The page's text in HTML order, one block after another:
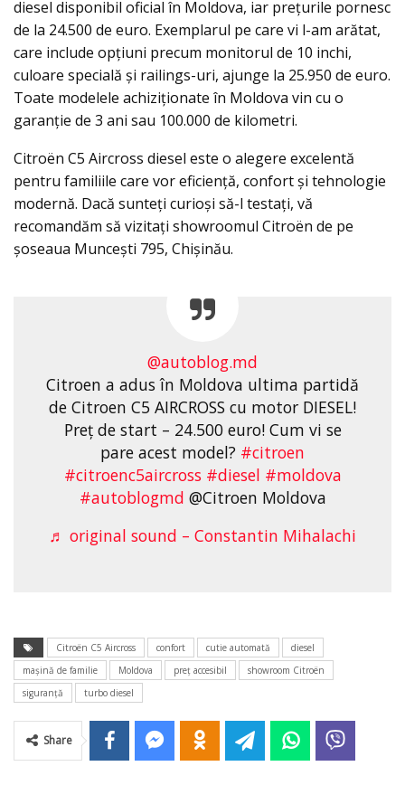
diesel disponibil oficial în Moldova, iar prețurile pornesc
de la 24.500 de euro. Exemplarul pe care vi l-am arătat,
care include opțiuni precum monitorul de 10 inchi,
culoare specială și railings-uri, ajunge la 25.950 de euro.
Toate modelele achiziționate în Moldova vin cu o
garanție de 3 ani sau 100.000 de kilometri.
Citroën C5 Aircross diesel este o alegere excelentă
pentru familiile care vor eficiență, confort și tehnologie
modernă. Dacă sunteți curioși să-l testați, vă
recomandăm să vizitați showroomul Citroën de pe
șoseaua Muncești 795, Chișinău.
@autoblog.md
Citroen a adus în Moldova ultima partidă
de Citroen C5 AIRCROSS cu motor DIESEL!
Preț de start – 24.500 euro! Cum vi se
pare acest model? #citroen
#citroenc5aircross #diesel #moldova
#autoblogmd @Citroen Moldova
♬ original sound – Constantin Mihalachi
Citroën C5 Aircross confort cutie automată
diesel
mașină de familie
Moldova preț accesibil
showroom Citroën
siguranță
turbo diesel
Share